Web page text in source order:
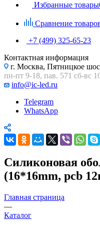
Избранные товары
Сравнение
+7 (499) 325-65-23
Контактная информация
г. Москва, Пятницкое
пн-пт 9-18, пав. 571 сб-вс
info@ic-led.ru
Telegram
WhatsApp
Cиликоновая
(16*16mm, pcb
Главная страница
—
Каталог